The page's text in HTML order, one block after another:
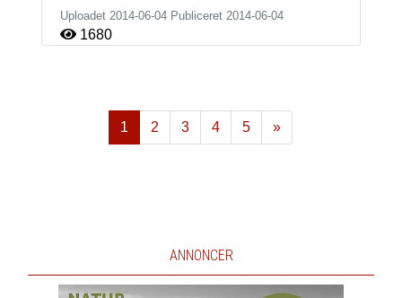
Uploadet 2014-06-04 Publiceret 2014-06-04
1680
1 2 3 4 5
»
Næste
ANNONCER